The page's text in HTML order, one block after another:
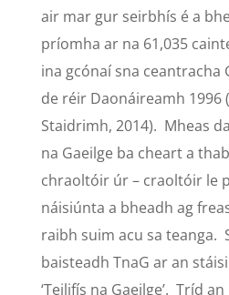
air mar gur seirbhís é a
príomha ar na 61,035
ina gcónaí sna ceantracha
de réir Daonáireamh 1996
Staidrimh, 2014). Mheas
na Gaeilge ba cheart a
chraoltóir úr – craoltóir le
náisiúnta a bheadh ag
raibh suim acu sa teanga.
baisteadh TnaG ar an
‘Teilifís na Gaeilge’. Tríd